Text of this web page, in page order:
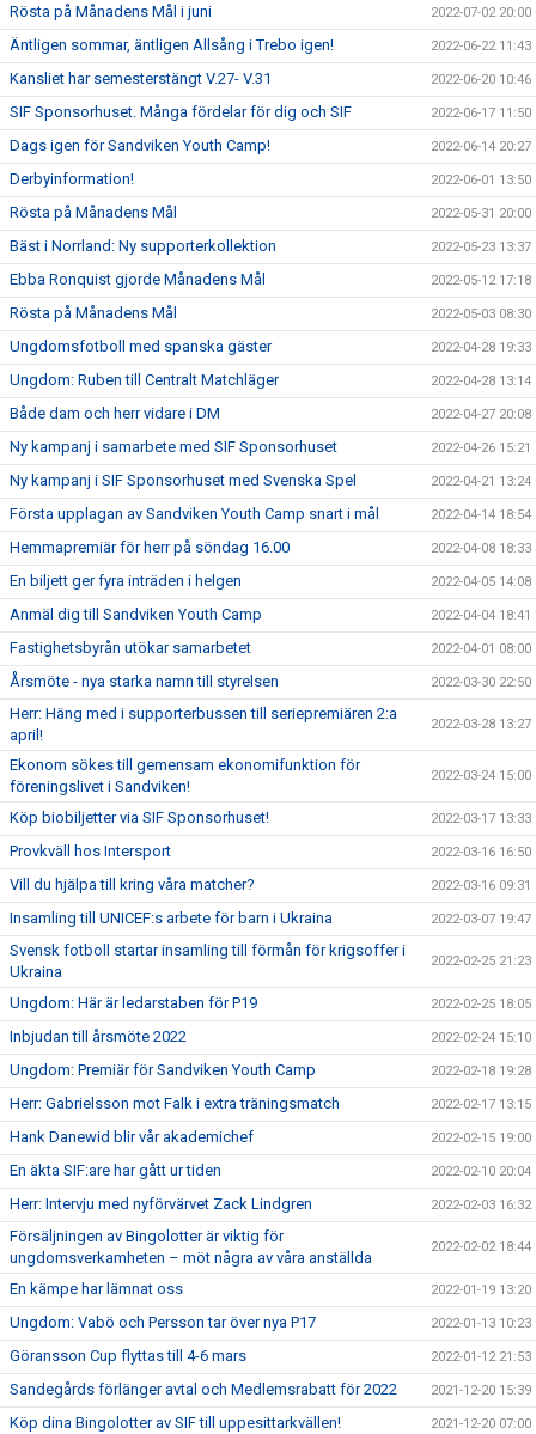
Rösta på Månadens Mål i juni 2022-07-02 20:00
Äntligen sommar, äntligen Allsång i Trebo igen! 2022-06-22 11:43
Kansliet har semesterstängt V.27- V.31 2022-06-20 10:46
SIF Sponsorhuset. Många fördelar för dig och SIF 2022-06-17 11:50
Dags igen för Sandviken Youth Camp! 2022-06-14 20:27
Derbyinformation! 2022-06-01 13:50
Rösta på Månadens Mål 2022-05-31 20:00
Bäst i Norrland: Ny supporterkollektion 2022-05-23 13:37
Ebba Ronquist gjorde Månadens Mål 2022-05-12 17:18
Rösta på Månadens Mål 2022-05-03 08:30
Ungdomsfotboll med spanska gäster 2022-04-28 19:33
Ungdom: Ruben till Centralt Matchläger 2022-04-28 13:14
Både dam och herr vidare i DM 2022-04-27 20:08
Ny kampanj i samarbete med SIF Sponsorhuset 2022-04-26 15:21
Ny kampanj i SIF Sponsorhuset med Svenska Spel 2022-04-21 13:24
Första upplagan av Sandviken Youth Camp snart i mål 2022-04-14 18:54
Hemmapremiär för herr på söndag 16.00 2022-04-08 18:33
En biljett ger fyra inträden i helgen 2022-04-05 14:08
Anmäl dig till Sandviken Youth Camp 2022-04-04 18:41
Fastighetsbyrån utökar samarbetet 2022-04-01 08:00
Årsmöte - nya starka namn till styrelsen 2022-03-30 22:50
Herr: Häng med i supporterbussen till seriepremiären 2:a
april!
2022-03-28 13:27
Ekonom sökes till gemensam ekonomifunktion för
föreningslivet i Sandviken!
2022-03-24 15:00
Köp biobiljetter via SIF Sponsorhuset! 2022-03-17 13:33
Provkväll hos Intersport 2022-03-16 16:50
Vill du hjälpa till kring våra matcher? 2022-03-16 09:31
Insamling till UNICEF:s arbete för barn i Ukraina 2022-03-07 19:47
Svensk fotboll startar insamling till förmån för krigsoffer i
Ukraina
2022-02-25 21:23
Ungdom: Här är ledarstaben för P19 2022-02-25 18:05
Inbjudan till årsmöte 2022 2022-02-24 15:10
Ungdom: Premiär för Sandviken Youth Camp 2022-02-18 19:28
Herr: Gabrielsson mot Falk i extra träningsmatch 2022-02-17 13:15
Hank Danewid blir vår akademichef 2022-02-15 19:00
En äkta SIF:are har gått ur tiden 2022-02-10 20:04
Herr: Intervju med nyförvärvet Zack Lindgren 2022-02-03 16:32
Försäljningen av Bingolotter är viktig för
ungdomsverkamheten – möt några av våra anställda
2022-02-02 18:44
En kämpe har lämnat oss 2022-01-19 13:20
Ungdom: Vabö och Persson tar över nya P17 2022-01-13 10:23
Göransson Cup flyttas till 4-6 mars 2022-01-12 21:53
Sandegårds förlänger avtal och Medlemsrabatt för 2022 2021-12-20 15:39
Köp dina Bingolotter av SIF till uppesittarkvällen! 2021-12-20 07:00